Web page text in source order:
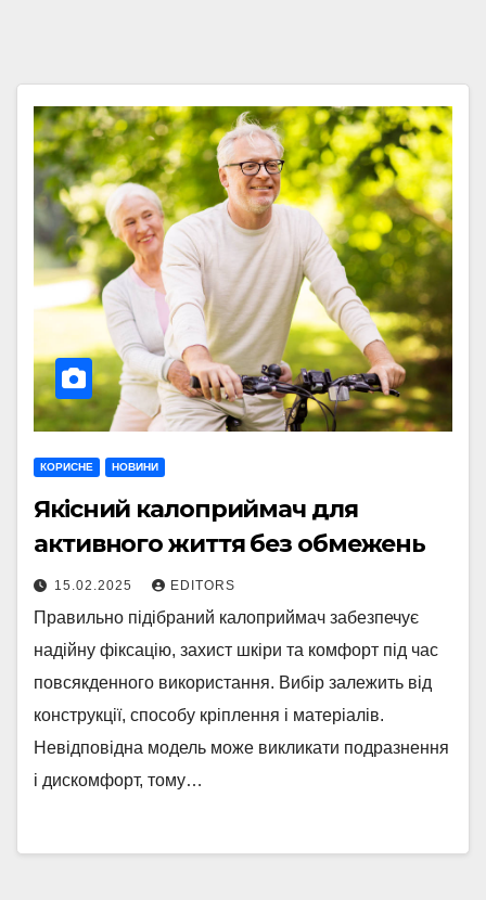
КОРИСНЕ НОВИНИ
Якісний калоприймач для
активного життя без обмежень
15.02.2025 EDITORS
Правильно підібраний калоприймач забезпечує
надійну фіксацію, захист шкіри та комфорт під час
повсякденного використання. Вибір залежить від
конструкції, способу кріплення і матеріалів.
Невідповідна модель може викликати подразнення
і дискомфорт, тому…